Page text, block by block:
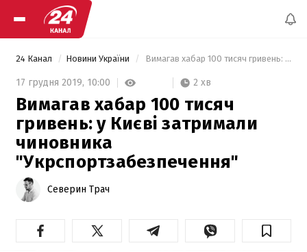
24 Канал Новини України Вимагав хабар 100 тисяч гривень: у Києві затримали чиновника "Укрспортзабезпечення"
17 грудня 2019, 10:00 2 хв
Вимагав хабар 100 тисяч
гривень: у Києві затримали
чиновника
"Укрспортзабезпечення"
Северин Трач